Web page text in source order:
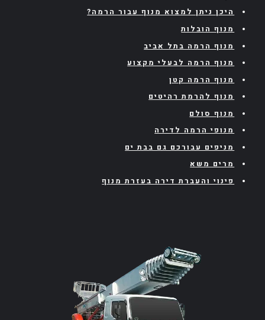
היכן ניתן למצוא מנוף עבור הרמה?
מנוף הובלות
מנוף הרמה בתל אביב
מנוף הרמה לבעלי מקצוע
מנוף הרמה קטן
מנוף להרמת רהיטים
מנוף סולם
מנופי הרמה לדירה
מניפים עבורכם גם בבת ים
מרים משא
פינוי והעברת דירה בעזרת מנוף